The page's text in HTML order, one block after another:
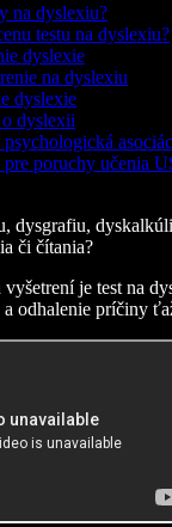
na dyslexiu?
testu na dyslexiu?
dyslexie
na dyslexiu
dyslexie
dyslexii
pre poruchy učenia
dysgrafiu,
či čítania?
vyšetrení je test na
a odhalenie príčiny